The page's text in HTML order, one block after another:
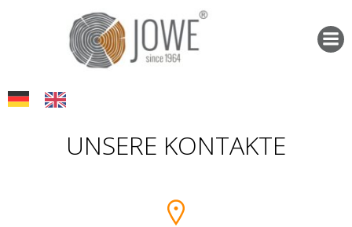
Zum
Inhalt
springen
UNSERE KONTAKTE